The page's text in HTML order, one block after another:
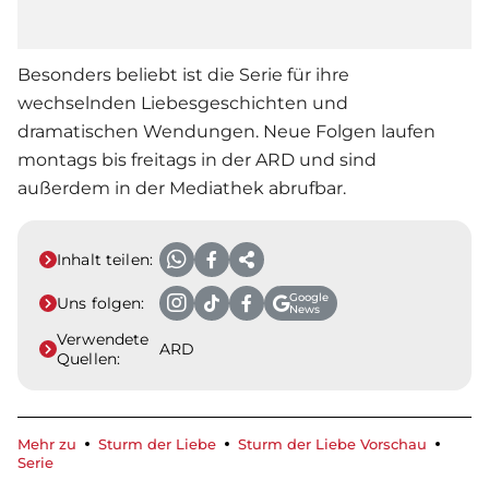
Besonders beliebt ist die Serie für ihre
wechselnden Liebesgeschichten und
dramatischen Wendungen. Neue Folgen laufen
montags bis freitags in der ARD und sind
außerdem in der Mediathek abrufbar.
Inhalt teilen:
Uns folgen:
Google
News
Verwendete
Quellen:
ARD
Mehr zu Sturm der Liebe
Sturm der Liebe Vorschau
Serie